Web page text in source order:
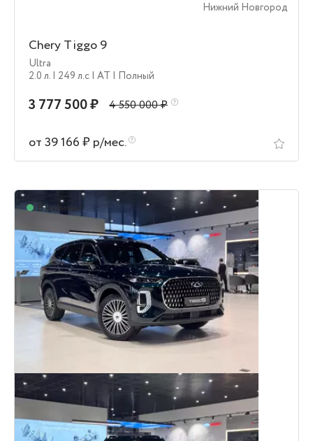
Нижний Новгород
Chery Tiggo 9
Ultra
2.0 л. | 249 л.c | AT | Полный
3 777 500 ₽ 4 550 000 ₽
от 39 166 ₽ р/мес.
В наличии